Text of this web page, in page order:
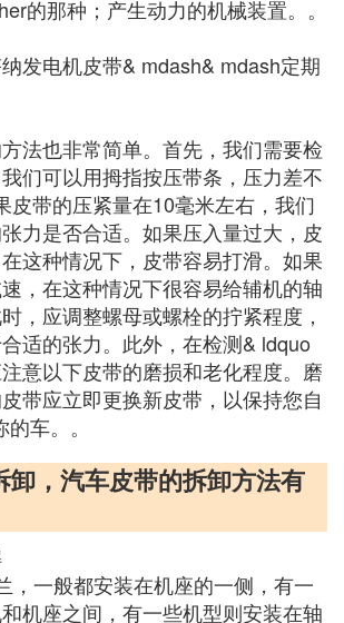
的那种；产生动力的机械装置。。
发电机皮带& mdash& mdash定期
法也非常简单。首先，我们需要检
们可以用拇指按压带条，压力差不
皮带的压紧量在10毫米左右，我们
力是否合适。如果压入量过大，皮
这种情况下，皮带容易打滑。如果
，在这种情况下很容易给辅机的轴
，应调整螺母或螺栓的拧紧程度，
适的张力。此外，在检测& ldquo
意以下皮带的磨损和老化程度。磨
带应立即更换新皮带，以保持您自
车。。
卸，汽车皮带的拆卸方法有
，一般都安装在机座的一侧，有一
机座之间，有一些机型则安装在轴